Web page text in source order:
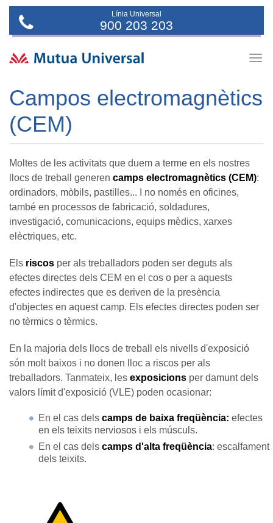
Línia Universal
900 203 203
Campos electromagnètics
(CEM)
Moltes de les activitats que duem a terme en els nostres
llocs de treball generen camps electromagnètics (CEM):
ordinadors, mòbils, pastilles... I no només en oficines,
també en processos de fabricació, soldadures,
investigació, comunicacions, equips mèdics, xarxes
elèctriques, etc.
Els riscos per als treballadors poden ser deguts als
efectes directes dels CEM en el cos o per a aquests
efectes indirectes que es deriven de la presència
d'objectes en aquest camp. Els efectes directes poden ser
no tèrmics o tèrmics.
En la majoria dels llocs de treball els nivells d'exposició
són molt baixos i no donen lloc a riscos per als
treballadors. Tanmateix, les exposicions per damunt dels
valors límit d'exposició (VLE) poden ocasionar:
En el cas dels camps de baixa freqüència: efectes
en els teixits nerviosos i els músculs.
En el cas dels camps d'alta freqüència: escalfament
dels teixits.